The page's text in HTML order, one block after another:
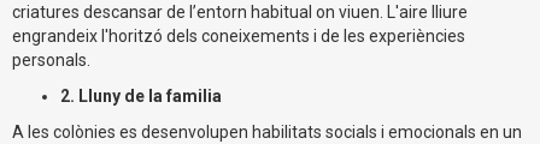
criatures descansar de l’entorn habitual on viuen. L'aire lliure
engrandeix l'horitzó dels coneixements i de les experiències
personals.
2. Lluny de la familia
A les colònies es desenvolupen habilitats socials i emocionals en un